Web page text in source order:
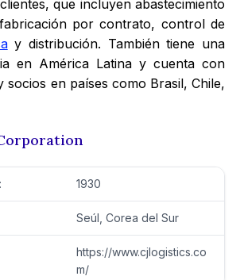
que incluyen abastecimiento
por contrato, control de
y distribución. También tiene una
en América Latina y cuenta con
socios en países como Brasil, Chile,
1930
Seúl, Corea del Sur
https://www.cjlogistics.co
m/